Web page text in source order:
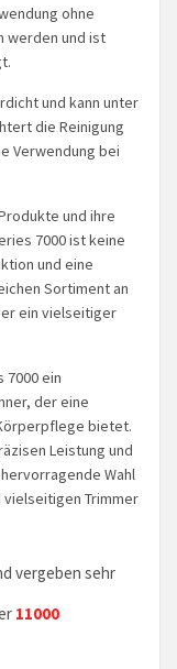
ohne
werden und ist
und kann unter
die Reinigung
Verwendung bei
und ihre
7000 ist keine
und eine
Sortiment an
ein vielseitiger
ein
der eine
bietet.
Leistung und
Wahl
Trimmer
vergeben sehr
11000